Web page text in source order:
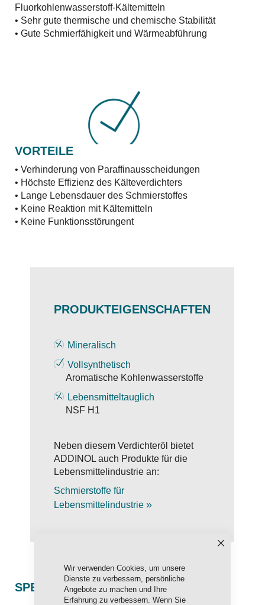
Wir verwenden Cookies, um unsere
Dienste zu verbessern, persönliche
Angebote zu machen und Ihre
Erfahrung zu verbessern. Wenn Sie
Fluorkohlenwasserstoff-Kältemitteln
• Sehr gute thermische und chemische Stabilität
• Gute Schmierfähigkeit und Wärmeabführung
VORTEILE
• Verhinderung von Paraffinausscheidungen
• Höchste Effizienz des Kälteverdichters
• Lange Lebensdauer des Schmierstoffes
• Keine Reaktion mit Kältemitteln
• Keine Funktionsstörungent
PRODUKTEIGENSCHAFTEN
Mineralisch
Vollsynthetisch
Aromatische Kohlenwasserstoffe
Lebensmitteltauglich
NSF H1
Neben diesem Verdichteröl bietet
ADDINOL auch Produkte für die
Lebensmittelindustrie an:
Schmierstoffe für
Lebensmittelindustrie »
SPEZIFIKATION UND FREIGABEN